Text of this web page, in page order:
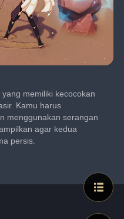
memiliki kecocokan
Kamu harus
menggunakan serangan
agar kedua
persis.